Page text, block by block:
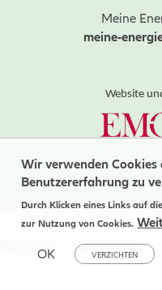
Meine
meine-
Website
Datenschutz
Wir verwenden Cookies
Benutzererfahrung zu
Durch Klicken eines Links auf
zur Nutzung von Cookies.
OK
VERZICHTEN